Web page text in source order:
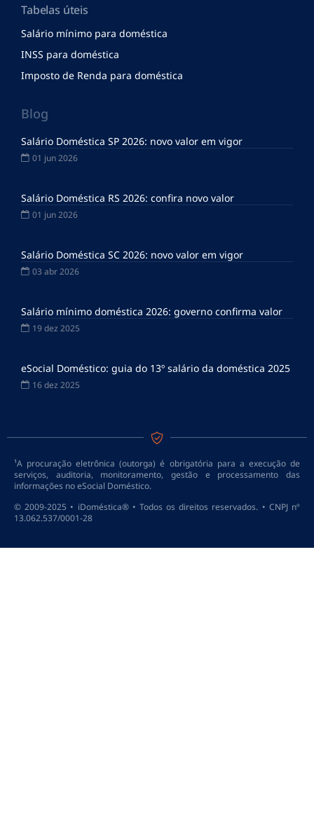
Tabelas úteis
Salário mínimo para doméstica
INSS para doméstica
Imposto de Renda para doméstica
Blog
Salário Doméstica SP 2026: novo valor em vigor
01 jun 2026
Salário Doméstica RS 2026: confira novo valor
01 jun 2026
Salário Doméstica SC 2026: novo valor em vigor
03 abr 2026
Salário mínimo doméstica 2026: governo confirma valor
19 dez 2025
eSocial Doméstico: guia do 13º salário da doméstica 2025
16 dez 2025
¹A procuração eletrônica (outorga) é obrigatória para a execução de
serviços, auditoria, monitoramento, gestão e processamento das
informações no eSocial Doméstico.
© 2009-2025 • iDoméstica® • Todos os direitos reservados. • CNPJ nº
13.062.537/0001-28